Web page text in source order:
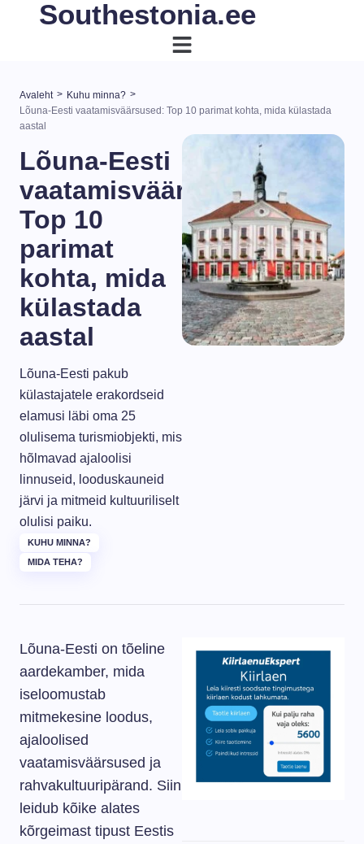
Southestonia.ee
Avaleht > Kuhu minna? >
Lõuna-Eesti vaatamisväärsused: Top 10 parimat kohta, mida külastada
aastal
Lõuna-Eesti
vaatamisväärsused:
Top 10
parimat
kohta, mida
külastada
aastal
Lõuna-Eesti pakub
külastajatele erakordseid
elamusi läbi oma 25
olulisema turismiobjekti, mis
hõlmavad ajaloolisi
linnuseid, looduskauneid
järvi ja mitmeid kultuuriliselt
olulisi paiku.
KUHU MINNA?
MIDA TEHA?
Lõuna-Eesti on tõeline
aardekamber, mida
iseloomustab
mitmekesine loodus,
ajaloolised
vaatamisväärsused ja
rahvakultuuripärand. Siin
leidub kõike alates
kõrgeimast tipust Eestis